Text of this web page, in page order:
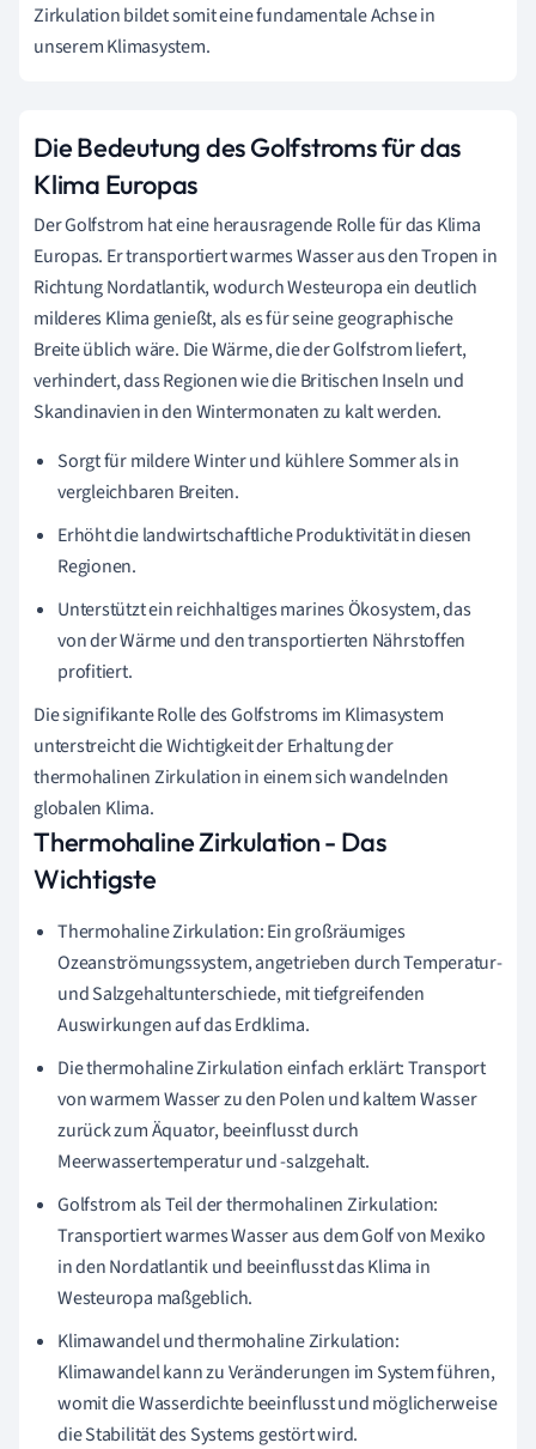
Zirkulation bildet somit eine fundamentale Achse in
unserem Klimasystem.
Die Bedeutung des Golfstroms für das
Klima Europas
Der Golfstrom hat eine herausragende Rolle für das Klima
Europas. Er transportiert warmes Wasser aus den Tropen in
Richtung Nordatlantik, wodurch Westeuropa ein deutlich
milderes Klima genießt, als es für seine geographische
Breite üblich wäre. Die Wärme, die der Golfstrom liefert,
verhindert, dass Regionen wie die Britischen Inseln und
Skandinavien in den Wintermonaten zu kalt werden.
Sorgt für mildere Winter und kühlere Sommer als in
vergleichbaren Breiten.
Erhöht die landwirtschaftliche Produktivität in diesen
Regionen.
Unterstützt ein reichhaltiges marines Ökosystem, das
von der Wärme und den transportierten Nährstoffen
profitiert.
Die signifikante Rolle des Golfstroms im Klimasystem
unterstreicht die Wichtigkeit der Erhaltung der
thermohalinen Zirkulation in einem sich wandelnden
globalen Klima.
Thermohaline Zirkulation - Das
Wichtigste
Thermohaline Zirkulation: Ein großräumiges
Ozeanströmungssystem, angetrieben durch Temperatur-
und Salzgehaltunterschiede, mit tiefgreifenden
Auswirkungen auf das Erdklima.
Die thermohaline Zirkulation einfach erklärt: Transport
von warmem Wasser zu den Polen und kaltem Wasser
zurück zum Äquator, beeinflusst durch
Meerwassertemperatur und -salzgehalt.
Golfstrom als Teil der thermohalinen Zirkulation:
Transportiert warmes Wasser aus dem Golf von Mexiko
in den Nordatlantik und beeinflusst das Klima in
Westeuropa maßgeblich.
Klimawandel und thermohaline Zirkulation:
Klimawandel kann zu Veränderungen im System führen,
womit die Wasserdichte beeinflusst und möglicherweise
die Stabilität des Systems gestört wird.